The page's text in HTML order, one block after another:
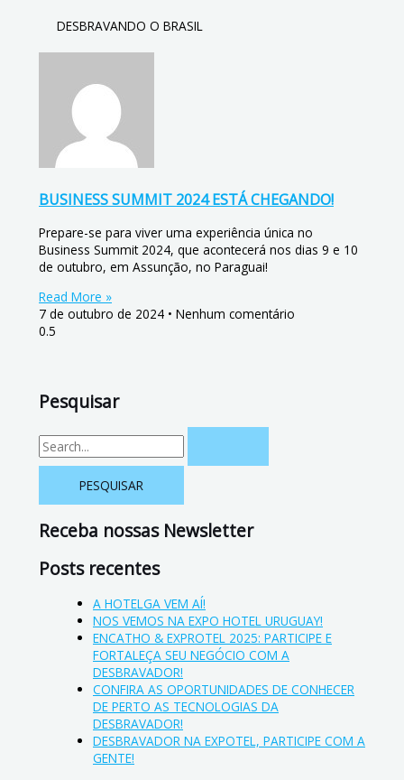
DESBRAVANDO O BRASIL
BUSINESS SUMMIT 2024 ESTÁ CHEGANDO!
Prepare-se para viver uma experiência única no
Business Summit 2024, que acontecerá nos dias 9 e 10
de outubro, em Assunção, no Paraguai!
Read More »
7 de outubro de 2024
Nenhum comentário
Pesquisar
Receba nossas Newsletter
Posts recentes
A HOTELGA VEM AÍ!
NOS VEMOS NA EXPO HOTEL URUGUAY!
ENCATHO & EXPROTEL 2025: PARTICIPE E
FORTALEÇA SEU NEGÓCIO COM A
DESBRAVADOR!
CONFIRA AS OPORTUNIDADES DE CONHECER
DE PERTO AS TECNOLOGIAS DA
DESBRAVADOR!
DESBRAVADOR NA EXPOTEL, PARTICIPE COM A
GENTE!